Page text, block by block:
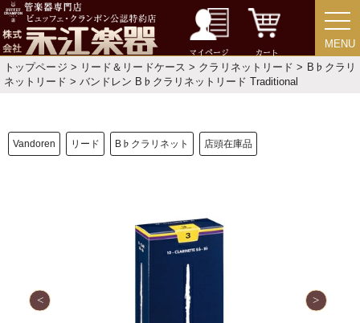
マイページ カート
MENU
MENU
トップページ > リード＆リードケース > クラリネットリード > B♭クラリ
ネットリード > バンドレン B♭クラリネットリード Traditional
Vandoren リード B♭クラリネット 店頭在庫品
ご利用ガイド
よくあるご質問 会社紹介
特定商取引法 プライバシー・ポリシー